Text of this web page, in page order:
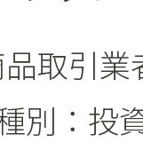
品取引
別：投